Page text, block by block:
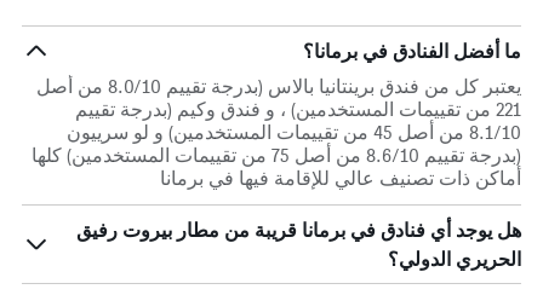
ما أفضل الفنادق في برمانا؟
يعتبر كل من فندق برينتانيا بالاس (بدرجة تقييم 8.0/10 من أصل
221 من تقييمات المستخدمين) ، و فندق وكيم (بدرجة تقييم
8.1/10 من أصل 45 من تقييمات المستخدمين) و لو سرييون
(بدرجة تقييم 8.6/10 من أصل 75 من تقييمات المستخدمين) كلها
أماكن ذات تصنيف عالي للإقامة فيها في برمانا
هل يوجد أي فنادق في برمانا قريبة من مطار بيروت رفيق
الحريري الدولي؟